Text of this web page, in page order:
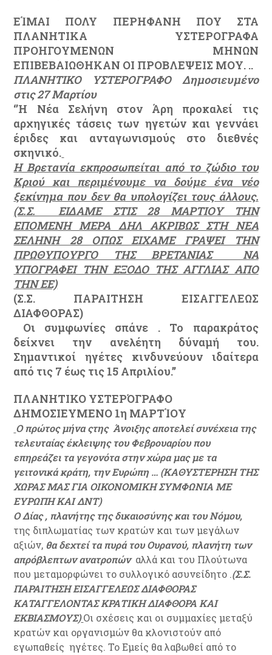
ΕΊΜΑΙ ΠΟΛΥ ΠΕΡΗΦΑΝΗ ΠΟΥ ΣΤΑ
ΠΛΑΝΗΤΙΚΑ ΥΣΤΕΡΟΓΡΑΦΑ
ΠΡΟΗΓΟΥΜΕΝΩΝ ΜΗΝΩΝ
ΕΠΙΒΕΒΑΙΩΘΗΚΑΝ ΟΙ ΠΡΟΒΛΕΨΕΙΣ ΜΟΥ. ..
ΠΛΑΝΗΤΙΚΟ ΥΣΤΕΡΟΓΡΑΦΟ Δημοσιευμένο
στις 27 Μαρτίου
‘’Η Νέα Σελήνη στον Άρη προκαλεί τις
αρχηγικές τάσεις των ηγετών και γεννάει
έριδες και ανταγωνισμούς στο διεθνές
σκηνικό.
Η Βρετανία εκπροσωπείται από το ζώδιο του
Κριού και περιμένουμε να δούμε ένα νέο
ξεκίνημα που δεν θα υπολογίζει τους άλλους.
(Σ.Σ. ΕΙΔΑΜΕ ΣΤΙΣ 28 ΜΑΡΤΙΟΥ ΤΗΝ
ΕΠΟΜΕΝΗ ΜΕΡΑ ΔΗΛ ΑΚΡΙΒΩΣ ΣΤΗ ΝΕΑ
ΣΕΛΗΝΗ 28 ΟΠΩΣ ΕΙΧΑΜΕ ΓΡΑΨΕΙ ΤΗΝ
ΠΡΩΘΥΠΟΥΡΓΟ ΤΗΣ ΒΡΕΤΑΝΙΑΣ ΝΑ
ΥΠΟΓΡΑΦΕΙ ΤΗΝ ΕΞΟΔΟ ΤΗΣ ΑΓΓΛΙΑΣ ΑΠΟ
ΤΗΝ ΕΕ)
(Σ.Σ. ΠΑΡΑΙΤΗΣΗ ΕΙΣΑΓΓΕΛΕΩΣ
ΔΙΑΦΘΟΡΑΣ)
Οι συμφωνίες σπάνε . Το παρακράτος
δείχνει την ανελέητη δύναμή του.
Σημαντικοί ηγέτες κινδυνεύουν ιδαίτερα
από τις 7 έως τις 15 Απριλίου.’’
ΠΛΑΝΗΤΙΚΟ ΥΣΤΕΡΌΓΡΑΦΟ
ΔΗΜΟΣΙΕΥΜΕΝΟ 1η ΜΑΡΤΊΟΥ
Ο πρώτος μήνα ςτης Άνοιξης αποτελεί συνέχεια της
τελευταίας έκλειψης του Φεβρουαρίου που
επηρεάζει τα γεγονότα στην χώρα μας με τα
γειτονικά κράτη, την Ευρώπη … (ΚΑΘΥΣΤΕΡΗΣΗ ΤΗΣ
ΧΩΡΑΣ ΜΑΣ ΓΙΑ ΟΙΚΟΝΟΜΙΚΗ ΣΥΜΦΩΝΙΑ ΜΕ
ΕΥΡΩΠΗ ΚΑΙ ΔΝΤ)
Ο Δίας , πλανήτης της δικαιοσύνης και του Νόμου,
της διπλωματίας των κρατών και των μεγάλων
αξιών, θα δεχτεί τα πυρά του Ουρανού, πλανήτη των
απρόβλεπτων ανατροπών αλλά και του Πλούτωνα
που μεταμορφώνει το συλλογικό ασυνείδητο .(Σ.Σ.
ΠΑΡΑΙΤΗΣΗ ΕΙΣΑΓΓΕΛΕΩΣ ΔΙΑΦΘΟΡΑΣ
ΚΑΤΑΓΓΕΛΟΝΤΑΣ ΚΡΑΤΙΚΗ ΔΙΑΦΘΟΡΑ ΚΑΙ
ΕΚΒΙΑΣΜΟΥΣ) Οι σχέσεις και οι συμμαχίες μεταξύ
κρατών και οργανισμών θα κλονιστούν από
εγωπαθείς ηγέτες. Το Εμείς θα λαβωθεί από το